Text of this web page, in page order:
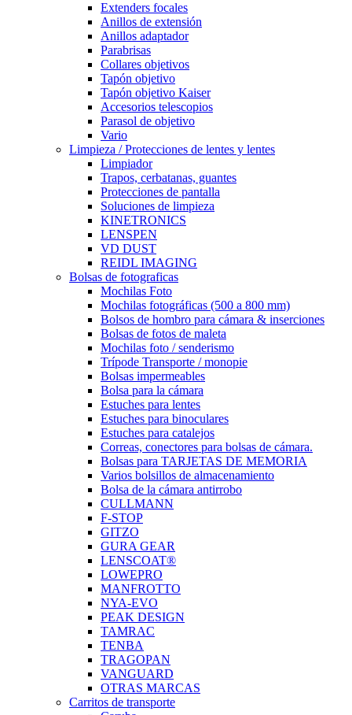
Extenders focales
Anillos de extensión
Anillos adaptador
Parabrisas
Collares objetivos
Tapón objetivo
Tapón objetivo Kaiser
Accesorios telescopios
Parasol de objetivo
Vario
Limpieza / Protecciones de lentes y lentes
Limpiador
Trapos, cerbatanas, guantes
Protecciones de pantalla
Soluciones de limpieza
KINETRONICS
LENSPEN
VD DUST
REIDL IMAGING
Bolsas de fotograficas
Mochilas Foto
Mochilas fotográficas (500 a 800 mm)
Bolsos de hombro para cámara & inserciones
Bolsas de fotos de maleta
Mochilas foto / senderismo
Trípode Transporte / monopie
Bolsas impermeables
Bolsa para la cámara
Estuches para lentes
Estuches para binoculares
Estuches para catalejos
Correas, conectores para bolsas de cámara.
Bolsas para TARJETAS DE MEMORIA
Varios bolsillos de almacenamiento
Bolsa de la cámara antirrobo
CULLMANN
F-STOP
GITZO
GURA GEAR
LENSCOAT®
LOWEPRO
MANFROTTO
NYA-EVO
PEAK DESIGN
TAMRAC
TENBA
TRAGOPAN
VANGUARD
OTRAS MARCAS
Carritos de transporte